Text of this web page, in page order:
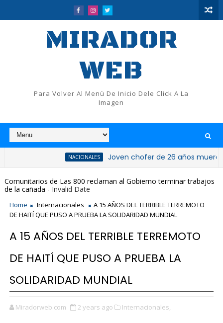
MIRADOR
WEB
Para Volver Al Menù De Inicio Dele Click A La
Imagen
Joven chofer de 26 años muere tras
Comunitarios de Las 800 reclaman al Gobierno terminar trabajos
de la cañada - Invalid Date
Home Internacionales
A 15 AÑOS DEL TERRIBLE TERREMOTO
DE HAITÍ QUE PUSO A PRUEBA LA SOLIDARIDAD MUNDIAL
A 15 AÑOS DEL TERRIBLE TERREMOTO
DE HAITÍ QUE PUSO A PRUEBA LA
SOLIDARIDAD MUNDIAL
Miradorweb.com 2 years ago Internacionales,